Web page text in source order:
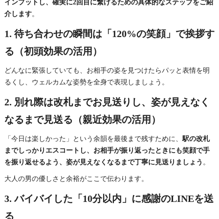
インプットし、確実に2回目に繋げるための具体的なステップをご紹
介します。
1. 待ち合わせの瞬間は「120%の笑顔」で挨拶す
る（初頭効果の活用）
どんなに緊張していても、お相手の姿を見つけたらパッと表情を明
るくし、ウェルカムな姿勢を全身で表現しましょう。
2. 別れ際は改札までお見送りし、姿が見えなく
なるまで見送る（親近効果の活用）
「今日は楽しかった」という余韻を最後まで残すために、 駅の改札
までしっかりエスコートし、お相手が振り返ったときにも笑顔で手
を振り返せるよう、姿が見えなくなるまで丁寧に見送りましょう 。
大人の男の優しさと余裕がここで伝わります。
3. バイバイした「10分以内」に感謝のLINEを送
る